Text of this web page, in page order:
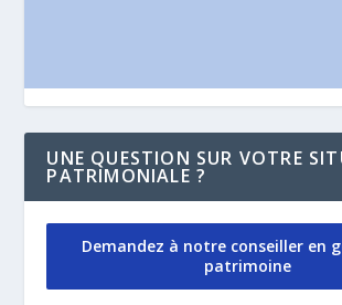
UNE QUESTION SUR VOTRE
PATRIMONIALE ?
Demandez à notre conseiller en
patrimoine